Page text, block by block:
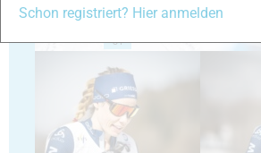
31
Schon registriert? Hier anmelden